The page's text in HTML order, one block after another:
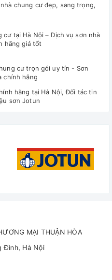
chung cư đẹp, sang trọng,
cư tại Hà Nội – Dịch vụ sơn nhà
hãng giá tốt
cư trọn gói uy tín - Sơn
chính hãng
hãng tại Hà Nội, Đối tác tin
sơn Jotun
MẠI THUẬN HÒA
Đình, Hà Nội